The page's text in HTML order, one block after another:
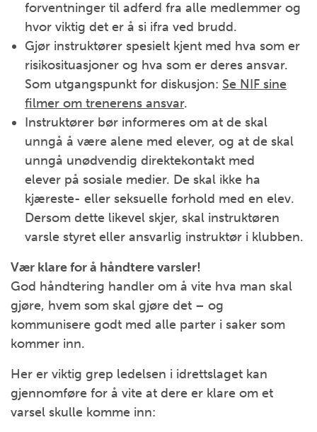
forventninger til adferd fra alle medlemmer og
hvor viktig det er å si ifra ved brudd.
Gjør instruktører spesielt kjent med hva som er
risikosituasjoner og hva som er deres ansvar.
Som utgangspunkt for diskusjon: Se NIF sine
filmer om trenerens ansvar.
Instruktører bør informeres om at de skal
unngå å være alene med elever, og at de skal
unngå unødvendig direktekontakt med
elever på sosiale medier. De skal ikke ha
kjæreste- eller seksuelle forhold med en elev.
Dersom dette likevel skjer, skal instruktøren
varsle styret eller ansvarlig instruktør i klubben.
Vær klare for å håndtere varsler!
God håndtering handler om å vite hva man skal
gjøre, hvem som skal gjøre det – og
kommunisere godt med alle parter i saker som
kommer inn.
Her er viktig grep ledelsen i idrettslaget kan
gjennomføre for å vite at dere er klare om et
varsel skulle komme inn: